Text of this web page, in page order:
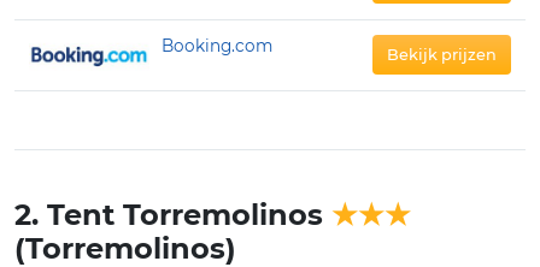
Booking.com Bekijk prijzen
2. Tent Torremolinos ★★★
(Torremolinos)